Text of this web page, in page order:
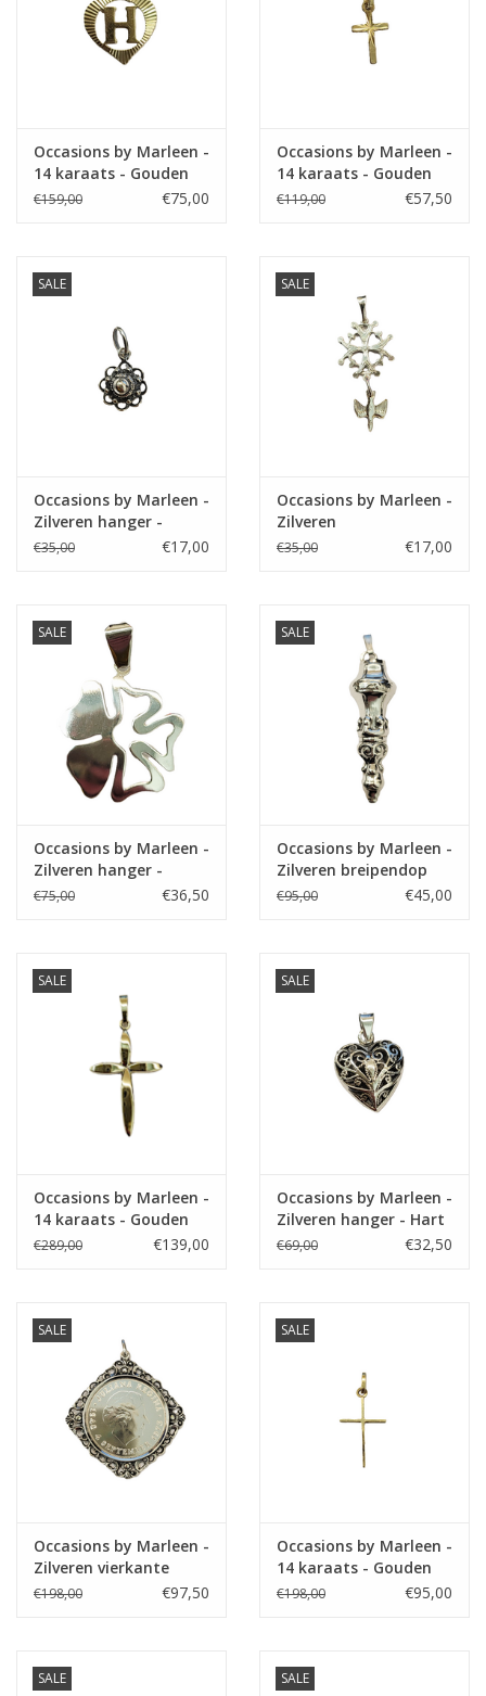
Occasions by Marleen -
14 karaats - Gouden
letterhanger H - Hartje
€159,00 €75,00
Occasions by Marleen -
14 karaats - Gouden
kruisje - Bewerkt
€119,00 €57,50
SALE
Occasions by Marleen -
Zilveren hanger -
Zeeuws
€35,00 €17,00
SALE
Occasions by Marleen -
Zilveren
Hugenotenkruis
€35,00 €17,00
SALE
Occasions by Marleen -
Zilveren hanger -
Klaver
€75,00 €36,50
SALE
Occasions by Marleen -
Zilveren breipendop
€95,00 €45,00
SALE
Occasions by Marleen -
14 karaats - Gouden
kruisje
€289,00 €139,00
SALE
Occasions by Marleen -
Zilveren hanger - Hart
opengewerkt
€69,00 €32,50
SALE
Occasions by Marleen -
Zilveren vierkante
munthanger - Oxide -
€198,00 €97,50
SALE
Occasions by Marleen -
14 karaats - Gouden
kruisje
€198,00 €95,00
SALE SALE